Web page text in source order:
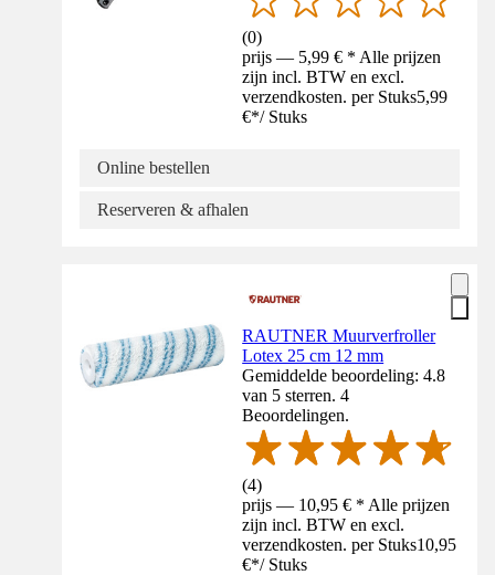
(0)
prijs — 5,99 € * Alle prijzen
zijn incl. BTW en excl.
verzendkosten. per Stuks5,99
€*/ Stuks
Online bestellen
Reserveren & afhalen
RAUTNER Muurverfroller
Lotex 25 cm 12 mm
Gemiddelde beoordeling: 4.8
van 5 sterren. 4
Beoordelingen.
(4)
prijs — 10,95 € * Alle prijzen
zijn incl. BTW en excl.
verzendkosten. per Stuks10,95
€*/ Stuks